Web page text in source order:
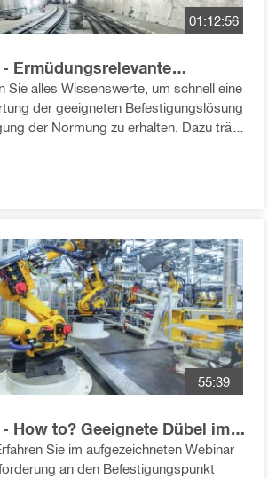
01:12:56
Ermüdungsrelevante
Leichtigkeit meistern
Sie alles Wissenswerte, um schnell eine
der geeigneten Befestigungslösung
der Normung zu erhalten. Dazu trägt
U A4 in Kombination mit den ETA-
bei, die den Bereich der
55:39
How to? Geeignete Dübel im
bestimmen
Sie im aufgezeichneten Webinar
an den Befestigungspunkt